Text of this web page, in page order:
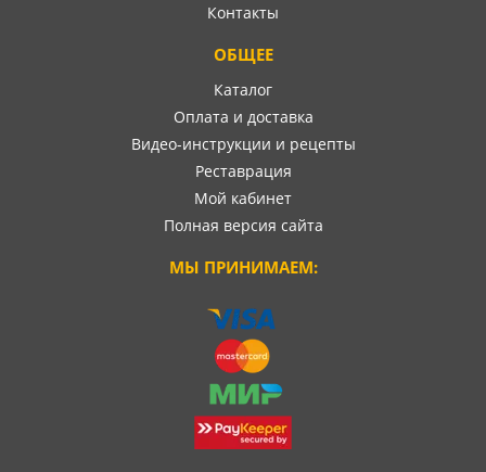
Контакты
ОБЩЕЕ
Каталог
Оплата и доставка
Видео-инструкции и рецепты
Реставрация
Мой кабинет
Полная версия сайта
МЫ ПРИНИМАЕМ: